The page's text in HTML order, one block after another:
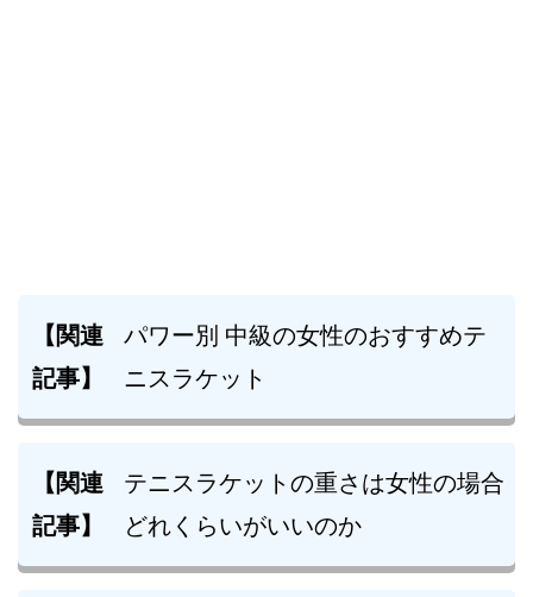
【関連
記事】
パワー別 中級の女性のおすすめテ
ニスラケット
【関連
記事】
テニスラケットの重さは女性の場合
どれくらいがいいのか